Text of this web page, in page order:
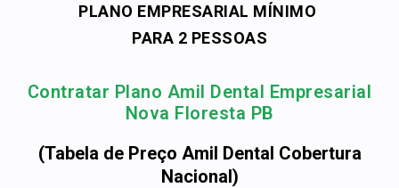
PLANO EMPRESARIAL MÍNIMO
PARA 2 PESSOAS
Contratar Plano Amil Dental Empresarial
Nova Floresta PB
(Tabela de Preço Amil Dental Cobertura
Nacional)